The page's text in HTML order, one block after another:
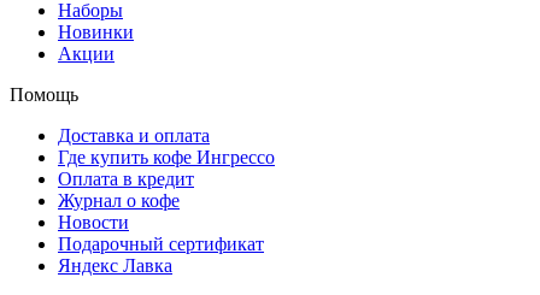
Наборы
Новинки
Акции
Помощь
Доставка и оплата
Где купить кофе Ингрессо
Оплата в кредит
Журнал о кофе
Новости
Подарочный сертификат
Яндекс Лавка